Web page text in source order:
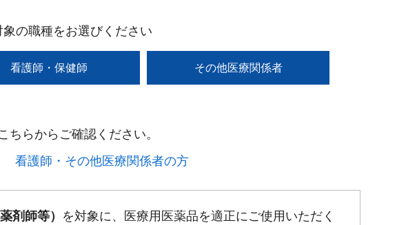
の職種をお選びください
看護師・保健師 その他医療関係者
らからご確認ください。​
看護師・その他医療関係者の方​
剤師等） を対象に、医療用医薬品を適正にご使用いただく